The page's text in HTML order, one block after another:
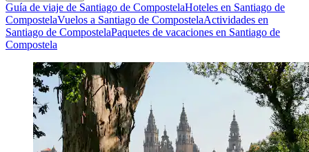
Guía de viaje de Santiago de CompostelaHoteles en Santiago de
CompostelaVuelos a Santiago de CompostelaActividades en
Santiago de CompostelaPaquetes de vacaciones en Santiago de
Compostela